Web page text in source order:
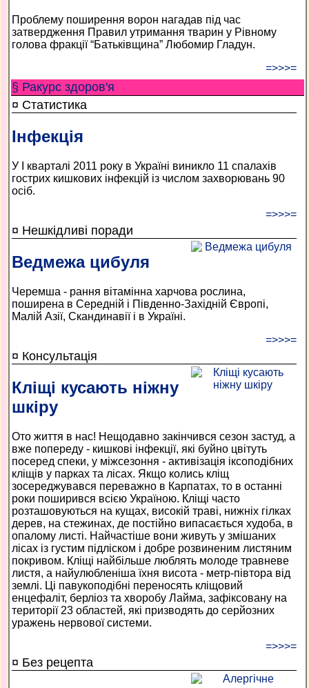
Проблему поширення ворон нагадав під час
затвердження Правил утримання тварин у Рівному
голова фракції “Батьківщина” Любомир Гладун.
=>>>=
§ Ракурс здоров'я
¤ Статистика
Інфекція
У І кварталі 2011 року в Україні виникло 11 спалахів
гострих кишкових інфекцій із числом захворювань 90
осіб.
=>>>=
¤ Нешкідливі поради
Ведмежа цибуля
Черемша - рання вітамінна харчова рослина,
поширена в Середній і Південно-Західній Європі,
Малій Азії, Скандинавії і в Україні.
=>>>=
¤ Консультація
Кліщі кусають ніжну
шкіру
Ото життя в нас! Нещодавно закінчився сезон застуд, а
вже попереду - кишкові інфекції, які буйно цвітуть
посеред спеки, у міжсезоння - активізація іксоподібних
кліщів у парках та лісах. Якщо колись кліщ
зосереджувався переважно в Карпатах, то в останні
роки поширився всією Україною. Кліщі часто
розташовуються на кущах, високій траві, нижніх гілках
дерев, на стежинах, де постійно випасається худоба, в
опалому листі. Найчастіше вони живуть у змішаних
лісах із густим підліском і добре розвиненим листяним
покривом. Кліщі найбільше люблять молоде травневе
листя, а найулюбленіша їхня висота - метр-півтора від
землі. Ці павукоподібні переносять кліщовий
енцефаліт, берліоз та хворобу Лайма, зафіксовану на
території 23 областей, які призводять до серйозних
уражень нервової системи.
=>>>=
¤ Без рецепта